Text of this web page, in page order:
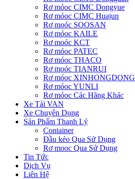
Rơ móoc CIMC Dongyue
Rơ móoc CIMC Huajun
Rơ moóc SOOSAN
Rơ móoc KAILE
Rơ moóc KCT
Rơ móoc PATEC
Rơ móoc THACO
Rơ moóc TIANRUI
Rơ móoc XINHONGDONG
Rơ móoc YUNLI
Rơ móoc Các Hãng Khác
Xe Tải VAN
Xe Chuyên Dụng
Sản Phẩm Thanh Lý
Container
Đầu kéo Qua Sử Dụng
Rơ mooc Qua Sử Dụng
Tin Tức
Dịch Vụ
Liên Hệ